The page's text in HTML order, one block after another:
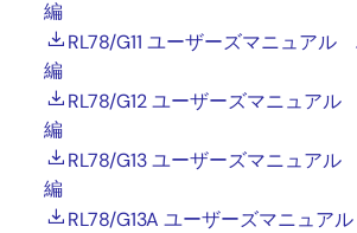
編
RL78/G11 ユーザーズマニュアル
編
RL78/G12 ユーザーズマニュア
編
RL78/G13 ユーザーズマニュア
編
RL78/G13A ユーザーズマニュア